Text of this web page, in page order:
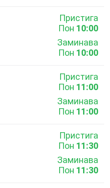
Пристига
Пон 10:00
Заминава
Пон 10:00
Пристига
Пон 11:00
Заминава
Пон 11:00
Пристига
Пон 11:30
Заминава
Пон 11:30